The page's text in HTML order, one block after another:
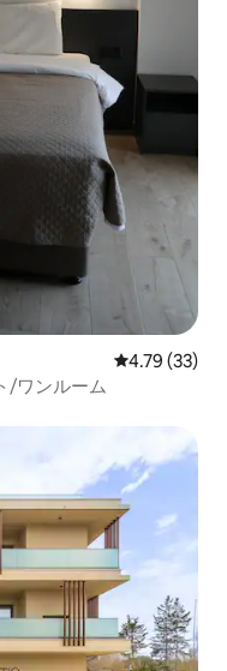
レビュー33
4.79 (33)
/ワンルーム